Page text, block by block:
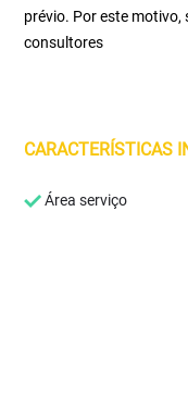
prévio. Por este
consultores
CARACTERÍSTICAS
Área serviço